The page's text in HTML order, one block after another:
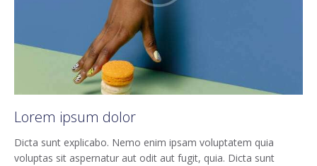
Lorem ipsum dolor
Dicta sunt explicabo. Nemo enim ipsam voluptatem quia
voluptas sit aspernatur aut odit aut fugit, quia. Dicta sunt